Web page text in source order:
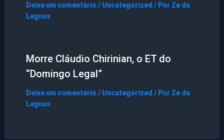
Deixe um comentário / Uncategorized / Por Ze da
Legnas
Morre Cláudio Chirinian, o ET do
“Domingo Legal”
Deixe um comentário / Uncategorized / Por Ze da
Legnas